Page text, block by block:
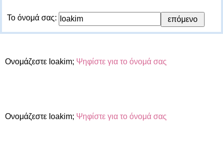
Το όνομά σας:
Ονομάζεστε Ioakim; Ψηφίστε για το όνομά σας
Ονομάζεστε Ioakim; Ψηφίστε για το όνομά σας